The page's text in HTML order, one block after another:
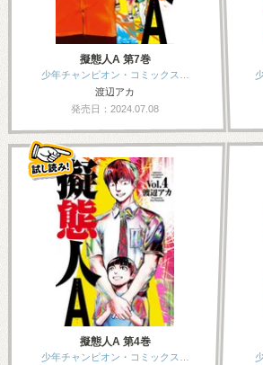
擬態人A 第7巻
少年チャンピオン・コミックス…
渡辺アカ
発売日：2024.07.08
擬態人A 第4巻
少年チャンピオン・コミックス…